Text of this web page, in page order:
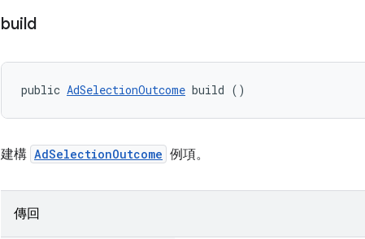
build
public AdSelectionOutcome build ()
建構 AdSelectionOutcome 例項。
傳回